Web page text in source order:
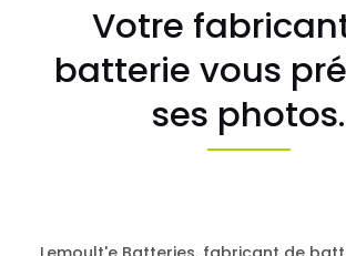
Votre
batterie vous
ses photos.